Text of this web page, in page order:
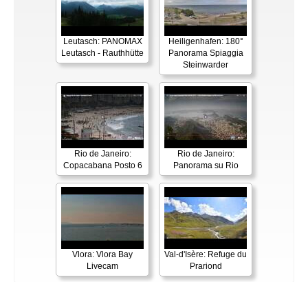
Leutasch: PANOMAX
Leutasch - Rauthhütte
Heiligenhafen: 180°
Panorama Spiaggia
Steinwarder
Rio de Janeiro:
Copacabana Posto 6
Rio de Janeiro:
Panorama su Rio
Vlora: Vlora Bay
Livecam
Val-d'Isère: Refuge du
Prariond